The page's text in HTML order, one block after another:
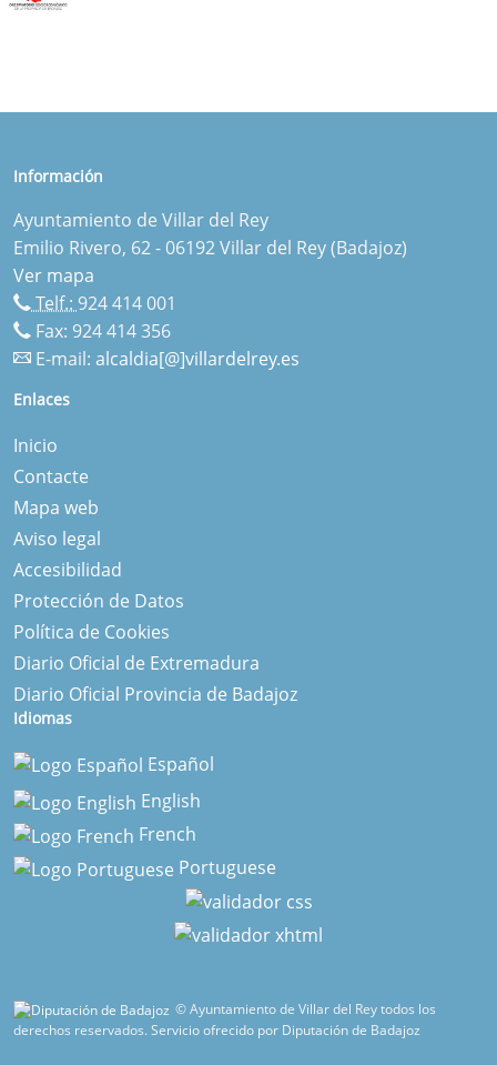
Información
Ayuntamiento de Villar del Rey
Emilio Rivero, 62 - 06192 Villar del Rey (Badajoz)
Ver mapa
Telf.: 924 414 001
Fax: 924 414 356
E-mail: alcaldia[@]villardelrey.es
Enlaces
Inicio
Contacte
Mapa web
Aviso legal
Accesibilidad
Protección de Datos
Política de Cookies
Diario Oficial de Extremadura
Diario Oficial Provincia de Badajoz
Idiomas
Español
English
French
Portuguese
© Ayuntamiento de Villar del Rey todos los
derechos reservados.Servicio ofrecido por Diputación de Badajoz